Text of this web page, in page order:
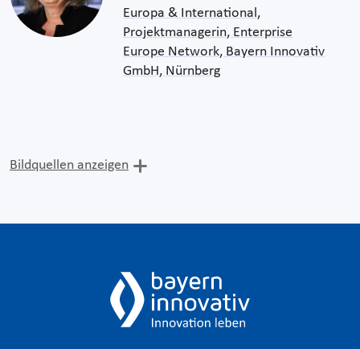
Europa & International,
Projektmanagerin, Enterprise
Europe Network, Bayern Innovativ
GmbH, Nürnberg
Bildquellen anzeigen